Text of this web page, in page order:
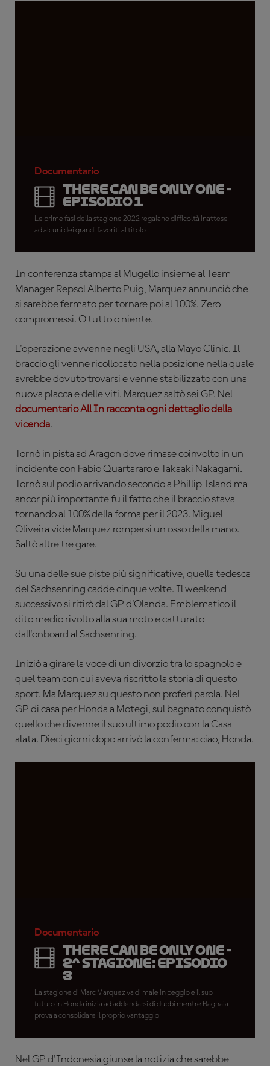
Documentario
There Can Be Only One -
Episodio 1
Le prime fasi della stagione 2022 regalano difficoltà inattese
ad alcuni dei grandi favoriti al titolo
In conferenza stampa al Mugello insieme al Team
Manager Repsol Alberto Puig, Marquez annunciò che
si sarebbe fermato per tornare poi al 100%. Zero
compromessi. O tutto o niente.
L'operazione avvenne negli USA, alla Mayo Clinic. Il
braccio gli venne ricollocato nella posizione nella quale
avrebbe dovuto trovarsi e venne stabilizzato con una
nuova placca e delle viti. Marquez saltò sei GP. Nel
documentario All In racconta ogni dettaglio della
vicenda.
Tornò in pista ad Aragon dove rimase coinvolto in un
incidente con Fabio Quartararo e Takaaki Nakagami.
Tornò sul podio arrivando secondo a Phillip Island ma
ancor più importante fu il fatto che il braccio stava
tornando al 100% della forma per il 2023. Miguel
Oliveira vide Marquez rompersi un osso della mano.
Saltò altre tre gare.
Su una delle sue piste più significative, quella tedesca
del Sachsenring cadde cinque volte. Il weekend
successivo si ritirò dal GP d'Olanda. Emblematico il
dito medio rivolto alla sua moto e catturato
dall'onboard al Sachsenring.
Iniziò a girare la voce di un divorzio tra lo spagnolo e
quel team con cui aveva riscritto la storia di questo
sport. Ma Marquez su questo non proferì parola. Nel
GP di casa per Honda a Motegi, sul bagnato conquistò
quello che divenne il suo ultimo podio con la Casa
alata. Dieci giorni dopo arrivò la conferma: ciao, Honda.
Documentario
There Can Be Only One -
2^ stagione: Episodio
3
La stagione di Marc Marquez va di male in peggio e il suo
futuro in Honda inizia ad addendarsi di dubbi mentre Bagnaia
prova a consolidare il proprio vantaggio
Nel GP d'Indonesia giunse la notizia che sarebbe